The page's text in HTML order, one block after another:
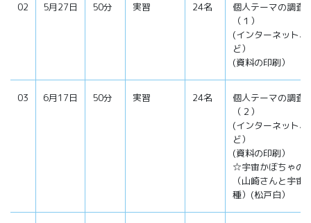
02 5月27日 50分 実習 24名
個人テーマの調査
（１）
(インターネット
ど）
(資料の印刷）
03 6月17日 50分 実習 24名
個人テーマの調査
（２）
(インターネット
ど）
(資料の印刷）
☆宇宙かぼちゃの
（山崎さんと宇宙
種）(松戸白）